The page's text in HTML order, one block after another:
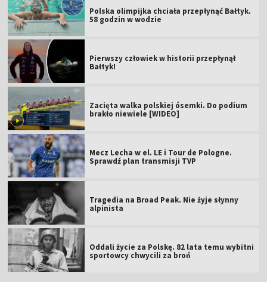
Polska olimpijka chciała przepłynąć Bałtyk.
58 godzin w wodzie
Pierwszy człowiek w historii przepłynął
Bałtyk!
Zacięta walka polskiej ósemki. Do podium
brakło niewiele [WIDEO]
Mecz Lecha w el. LE i Tour de Pologne.
Sprawdź plan transmisji TVP
Tragedia na Broad Peak. Nie żyje słynny
alpinista
Oddali życie za Polskę. 82 lata temu wybitni
sportowcy chwycili za broń